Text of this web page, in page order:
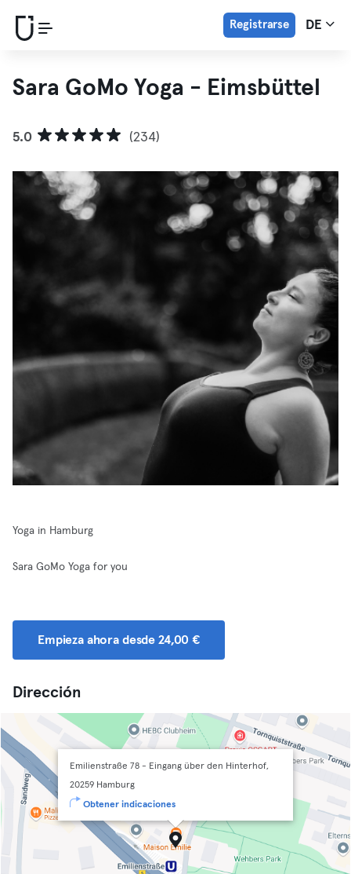
Registrarse DE
Sara GoMo Yoga - Eimsbüttel
5.0 (234)
Yoga in Hamburg
Sara GoMo Yoga for you
Empieza ahora desde 24,00 €
Dirección
Emilienstraße 78 - Eingang über den Hinterhof,
20259 Hamburg
Obtener indicaciones